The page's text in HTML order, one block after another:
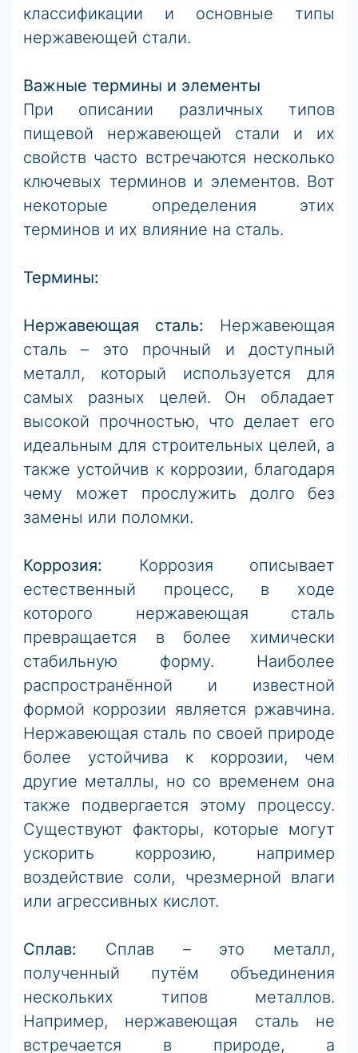
классификации и основные типы
нержавеющей стали.
Важные термины и элементы
При описании различных типов
пищевой нержавеющей стали и их
свойств часто встречаются несколько
ключевых терминов и элементов. Вот
некоторые определения этих
терминов и их влияние на сталь.
Термины:
Нержавеющая сталь: Нержавеющая
сталь – это прочный и доступный
металл, который используется для
самых разных целей. Он обладает
высокой прочностью, что делает его
идеальным для строительных целей, а
также устойчив к коррозии, благодаря
чему может прослужить долго без
замены или поломки.
Коррозия:
Коррозия описывает
естественный процесс, в ходе
которого нержавеющая сталь
превращается в более химически
стабильную форму. Наиболее
распространённой и известной
формой коррозии является ржавчина.
Нержавеющая сталь по своей природе
более устойчива к коррозии, чем
другие металлы, но со временем она
также подвергается этому процессу.
Существуют факторы, которые могут
ускорить коррозию, например
воздействие соли, чрезмерной влаги
или агрессивных кислот.
Сплав: Сплав – это металл,
полученный путём объединения
нескольких типов металлов.
Например, нержавеющая сталь не
встречается в природе, а